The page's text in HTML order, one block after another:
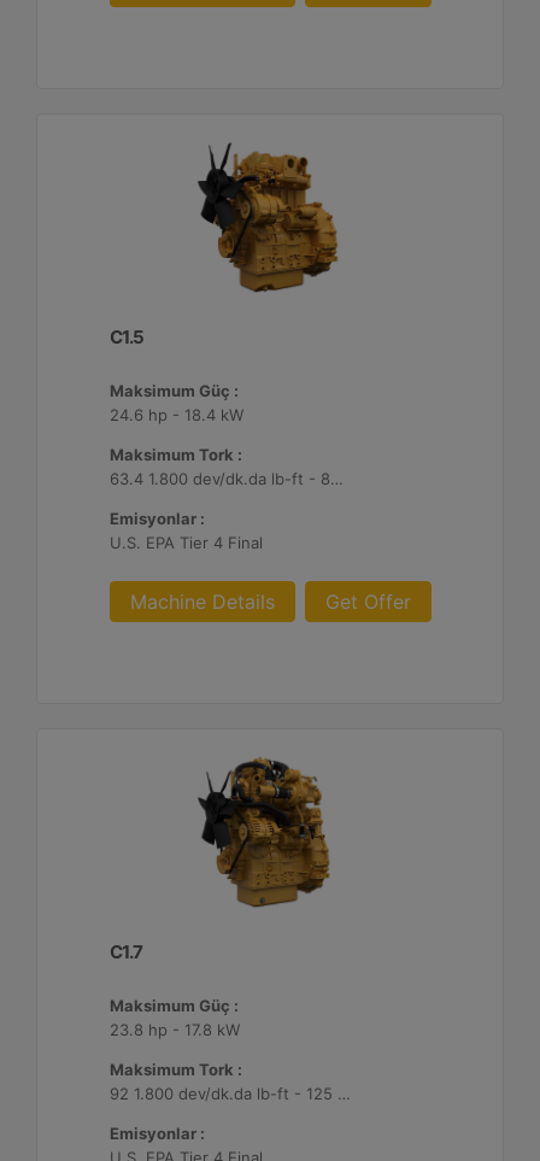
C1.5
Maksimum Güç :
24.6 hp - 18.4 kW
Maksimum Tork :
63.4 1.800 dev/dk.da lb-ft - 86 1.800 dev/dk.da Nm
Emisyonlar :
U.S. EPA Tier 4 Final
Machine Details Get Offer
C1.7
Maksimum Güç :
23.8 hp - 17.8 kW
Maksimum Tork :
92 1.800 dev/dk.da lb-ft - 125 1.800 dev/dk.da Nm
Emisyonlar :